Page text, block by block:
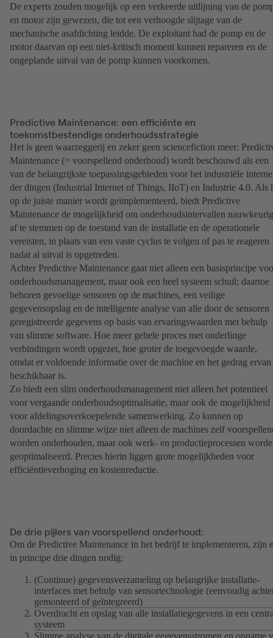
De experts zouden mogelijk op een verkeerde uitlijning van de
en motor zijn gewezen, die tot een verhoogde slijtage van de
mechanische asafdichting leidde. De exploitant had de pomp en de
motor daarvan op een niet-kritisch moment kunnen repareren en de
ongeplande uitval van de pomp kunnen voorkomen.
Predictive Maintenance: een efficiënte en
toekomstbestendige onderhoudsstrategie
Het is geen waarzeggerij en zeker geen sciencefiction meer:
Maintenance (= voorspellend onderhoud) wordt beschouwd als een
van de belangrijkste toepassingsgebieden voor het industriële
der dingen (Industrial Internet of Things, IIoT) en Industrie 4.0. Als
op de juiste manier wordt geïmplementeerd, biedt Predictive
Maintenance de mogelijkheid om onderhoudsintervallen nauwkeurig
af te stemmen op de toestand van de installatie en de operationele
vereisten, in plaats van een vaste cyclus te volgen of pas te reageren
nadat al uitval is opgetreden.
Achter Predictive Maintenance gaat niet alleen een basisprincipe
onderhoudsmanagement, maar ook een heel systeem schuil: daartoe
behoren gevoelige sensoren op de machines, een veilige
gegevensopslag en de intelligente analyse van alle door de sensoren
geregistreerde gegevens op basis van ervaringswaarden met behulp
van slimme software. Hoe meer gehele proces met onderlinge
verbindingen wordt opgezet, hoe groter de toegevoegde waarde,
omdat er voldoende informatie over de machine en het gedrag ervan
beschikbaar is.
Zo biedt een slim onderhoudsmanagement niet alleen het potentieel
voor vergaande onderhoudsoptimalisatie, maar ook de mogelijkheid
voor afdelingsoverkoepelende samenwerking. Zo kunnen op
doordachte en slimme wijze niet alleen de machines zelf
worden onderhouden, maar ook werk- en productieprocessen
geoptimaliseerd. Precies hierin liggen grote mogelijkheden voor
efficiëntieverhoging en kostenreductie.
De drie pijlers van voorspellend onderhoud:
Om de Predictive Maintenance in het bedrijf te implementeren, zijn
in principe drie dingen nodig:
(Continue) gegevensverzameling op belangrijke installatie-
interfaces met behulp van sensortechnologie (eenvoudig
gemonteerd of geïntegreerd)
Overdracht en opslag van alle installatiegegevens in een
systeem
Slimme analyse van de digitale gegevensstromen en opname